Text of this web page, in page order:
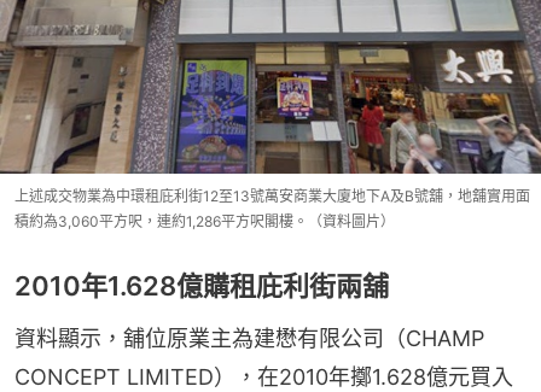
上述成交物業為中環租庇利街12至13號萬安商業大廈地下A及B號舖，地舖實用面
積約為3,060平方呎，連約1,286平方呎閣樓。（資料圖片）
2010年1.628億購租庇利街兩舖
資料顯示，舖位原業主為建懋有限公司（CHAMP
CONCEPT LIMITED），在2010年擲1.628億元買入